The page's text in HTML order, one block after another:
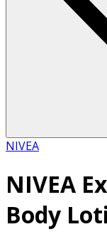
NIVEA
NIVEA
Body